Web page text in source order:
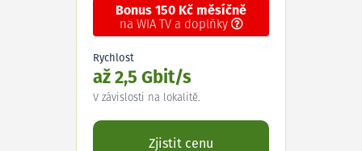
Bonus 150 Kč měsíčně
na WIA TV a doplňky
Rychlost
až 2,5 Gbit/s
V závislosti na lokalitě.
Zjistit cenu